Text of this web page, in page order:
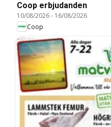
Coop erbjudanden
10/08/2026- 16/08/2026
Coop